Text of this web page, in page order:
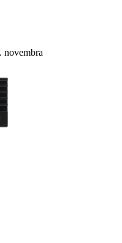
novembra